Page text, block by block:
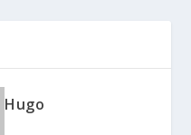
Hugo